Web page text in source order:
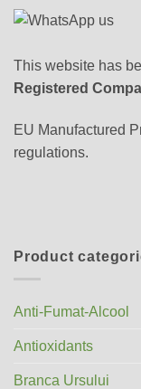
This website has
Registered
EU Manufactured
regulations.
Product
Anti-Fumat-Alcool
Antioxidants
Branca Ursului